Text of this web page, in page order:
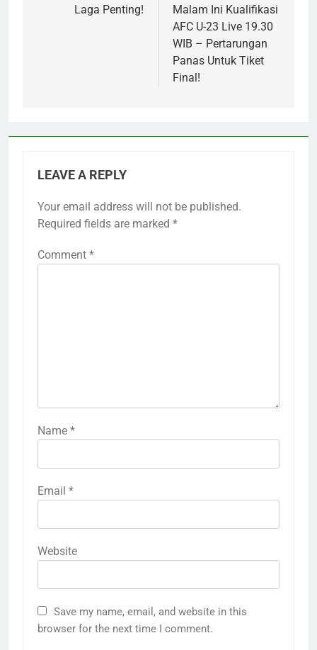
Laga Penting!
Malam Ini Kualifikasi
AFC U-23 Live 19.30
WIB – Pertarungan
Panas Untuk Tiket
Final!
LEAVE A REPLY
Your email address will not be published.
Required fields are marked *
Comment *
Name *
Email *
Website
Save my name, email, and website in this
browser for the next time I comment.